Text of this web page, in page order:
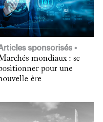
sponsorisés
mondiaux : se
pour une
ère